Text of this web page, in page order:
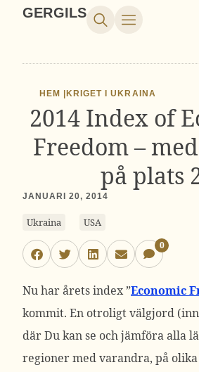
GERGILS
HEM | KRIGET I UKRAINA
2014 Index of
Freedom –
på plats
JANUARI 20, 2014
Ukraina USA
0
Nu har årets index ”Economic
kommit. En otroligt välgjord
där Du kan se och jämföra alla
regioner med varandra, på